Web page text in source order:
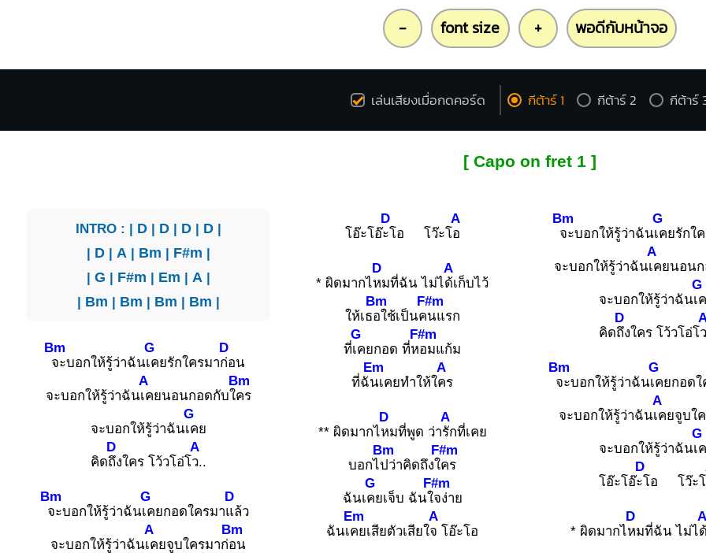
- font size + พอดีกับหน้าจอ
เล่นเสียงเมื่อกดคอร์ด กีต้าร์ 1 กีต้าร์ 2 กีต้าร์
[ Capo on fret 1 ]
INTRO : | D| D| D| D|
| D| A | Bm | F#m |
| G | F#m | Em | A |
| Bm | Bm | Bm | Bm |
Bm
จะบอกให้รู้ว่าฉัน
G
เคยรักใครมา
D
ก่อน
จะบอกให้รู้ว่าฉัน
A
เคยนอนกอดกับใ
Bm
คร
จะบอกให้รู้ว่าฉัน
G
เคย
คิด
D
ถึงใคร โว้วโอ่โ
A
ว..
Bm
จะบอกให้รู้ว่าฉัน
G
เคยกอดใครมา
D
แล้ว
จะบอกให้รู้ว่าฉัน
A
เคยจูบใครมาก่
Bm
อน
โอ๊ะโอ๊
D
ะโอ โว๊ะโ
A
อ
* ผิดมากไ
D
หมที่ฉัน ไม่ไ
A
ด้เก็บไว้
ให้เธ
Bm
อใช้เป็นค
F#m
นแรก
ที่
G
เคยกอด ที่ห
F#m
อมแก้ม
ที่ฉั
Em
นเคยทำให้ใ
A
คร
** ผิดมากไ
D
หมที่พูด ว่า
A
รักที่เคย
บอกไ
Bm
ปว่าคิดถึงใ
F#m
คร
ฉันเ
G
คยเจ็บ ฉันใ
F#m
จง่าย
ฉันเ
Em
คยเสียตัวเสียใ
A
จ โอ๊ะโอ
Bm
จะบอกให้รู้ว่าฉัน
G
เคยรักใ
จะบอกให้รู้ว่าฉัน
A
เคยนอน
จะบอกให้รู้ว่าฉัน
G
เ
คิด
D
ถึงใคร โว้วโอ่โ
Bm
จะบอกให้รู้ว่าฉัน
G
เคยกอด
จะบอกให้รู้ว่าฉัน
A
เคยจูบใ
จะบอกให้รู้ว่าฉัน
G
เ
โอ๊ะโอ๊
D
ะโอ โว๊ะโ
* ผิดมากไ
D
หมที่ฉัน ไม่ไ